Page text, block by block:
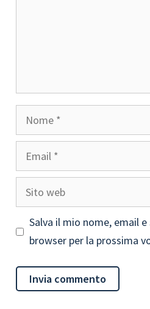
Nome
Email
Sito
web
Salva il mio nome, email
browser per la prossima